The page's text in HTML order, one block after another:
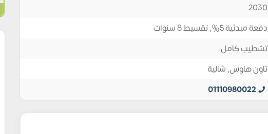
2030
دفعة مبدئية 5%, تقسيط 8 سنوات
تشطيب كامل
تاون هاوس,شالية
01110980022